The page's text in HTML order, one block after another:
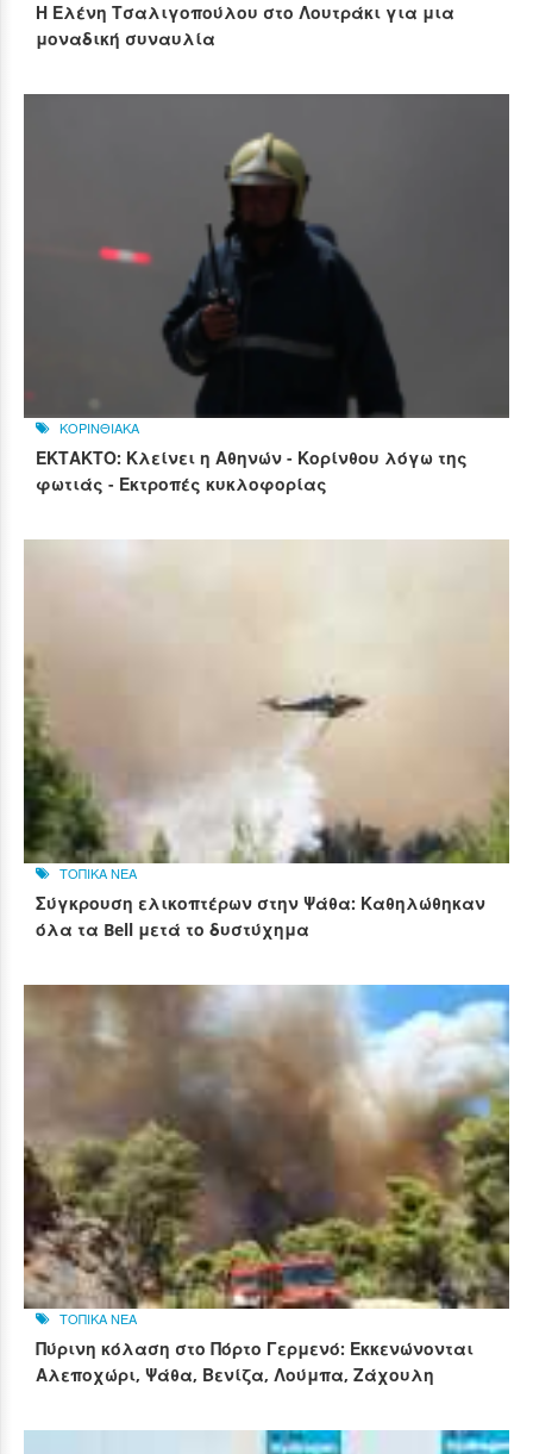
Η Ελένη Τσαλιγοπούλου στο Λουτράκι για μια
μοναδική συναυλία
ΚΟΡΙΝΘΙΑΚΑ
ΕΚΤΑΚΤΟ: Κλείνει η Αθηνών - Κορίνθου λόγω της
φωτιάς - Εκτροπές κυκλοφορίας
ΤΟΠΙΚΑ ΝΕΑ
Σύγκρουση ελικοπτέρων στην Ψάθα: Καθηλώθηκαν
όλα τα Bell μετά το δυστύχημα
ΤΟΠΙΚΑ ΝΕΑ
Πύρινη κόλαση στο Πόρτο Γερμενό: Εκκενώνονται
Αλεποχώρι, Ψάθα, Βενίζα, Λούμπα, Ζάχουλη